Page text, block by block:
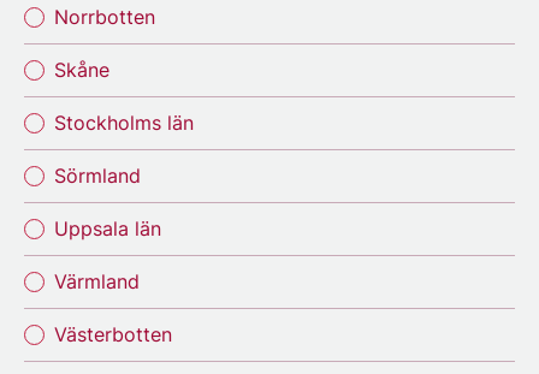
Norrbotten
Skåne
Stockholms län
Sörmland
Uppsala län
Värmland
Västerbotten